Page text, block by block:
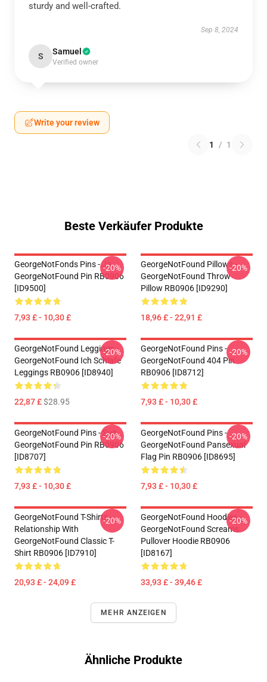
sturdy and well-crafted.
Sep 8, 2024
S Samuel
Verified owner
Write your review
1 / 1
Beste Verkäufer Produkte
GeorgeNotFonds Pins - Ja.
GeorgeNotFound Pin RB0906
[ID9500]
7,93 £ - 10,30 £
-20%
GeorgeNotFound Pillows -
GeorgeNotFound Throw
Pillow RB0906 [ID9290]
18,96 £ - 22,91 £
-20%
GeorgeNotFound Leggings -
GeorgeNotFound Ich Schlafe
Leggings RB0906 [ID8940]
22,87 £$28.95
-20%
GeorgeNotFound Pins -
GeorgeNotFound 404 Pin
RB0906 [ID8712]
7,93 £ - 10,30 £
-20%
GeorgeNotFound Pins - Suit
GeorgeNotFound Pin RB0906
[ID8707]
7,93 £ - 10,30 £
-20%
GeorgeNotFound Pins -
GeorgeNotFound Pansexual
Flag Pin RB0906 [ID8695]
7,93 £ - 10,30 £
-20%
GeorgeNotFound T-Shirts -
Relationship With
GeorgeNotFound Classic T-
Shirt RB0906 [ID7910]
20,93 £ - 24,09 £
-20%
GeorgeNotFound Hoodies -
GeorgeNotFound Screams
Pullover Hoodie RB0906
[ID8167]
33,93 £ - 39,46 £
-20%
MEHR ANZEIGEN
Ähnliche Produkte